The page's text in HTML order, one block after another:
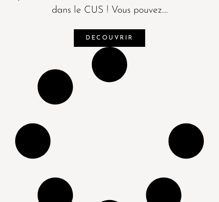
dans le CUS ! Vous pouvez....
DECOUVRIR